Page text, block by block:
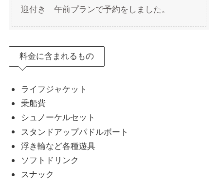
迎付き 午前プランで予約をしました。
料金に含まれるもの
ライフジャケット
乗船費
シュノーケルセット
スタンドアップパドルボート
浮き輪など各種遊具
ソフトドリンク
スナック